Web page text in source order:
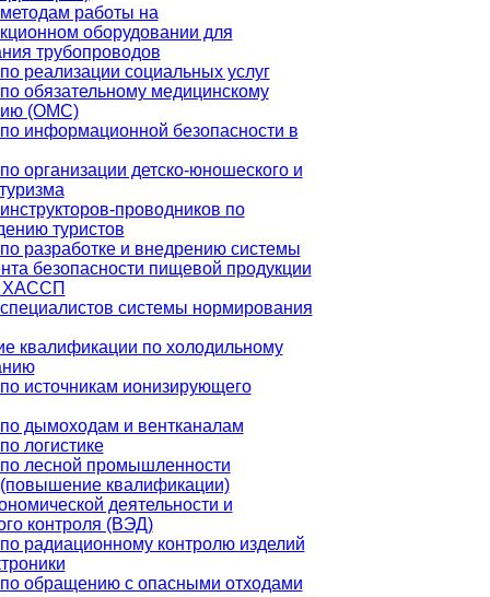
работы на
оборудовании для
трубопроводов
реализации социальных услуг
обязательному медицинскому
(ОМС)
информационной безопасности в
организации детско-юношеского и
проводников по
туристов
разработке и внедрению системы
безопасности пищевой продукции
ХАССП
системы нормирования
квалификации по холодильному
источникам ионизирующего
дымоходам и вентканалам
логистике
лесной промышленности
квалификации)
деятельности и
контроля (ВЭД)
радиационному контролю изделий
обращению с опасными отходами